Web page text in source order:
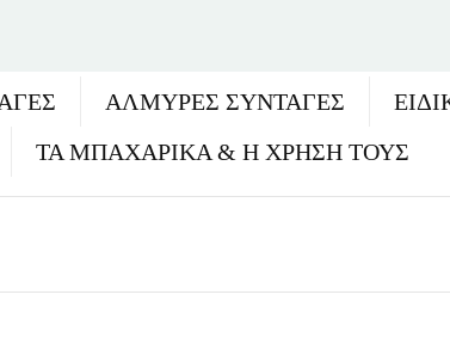
ΑΛΜΥΡΕΣ ΣΥΝΤΑΓΕΣ
ΤΑ ΜΠΑΧΑΡΙΚΑ & Η ΧΡΗΣΗ ΤΟΥΣ